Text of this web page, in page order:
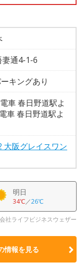
妻通4-1-6
キングあり
車 春日野道駅よ
車 春日野道駅よ
大阪グレイスワン
明日
34℃／26℃
社ライフビジネスウェザー
情報を見る